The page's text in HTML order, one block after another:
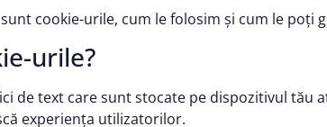
cookie-urile, cum le folosim și cum le poți
urile?
de text care sunt stocate pe dispozitivul tău
experiența utilizatorilor.